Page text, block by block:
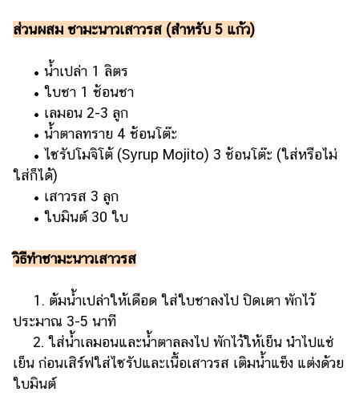
ส่วนผสม ชามะนาวเสาวรส (สำหรับ 5 แก้ว)
• น้ำเปล่า 1 ลิตร
• ใบชา 1 ช้อนชา
• เลมอน 2-3 ลูก
• น้ำตาลทราย 4 ช้อนโต๊ะ
• ไซรัปโมจิโต้ (Syrup Mojito) 3 ช้อนโต๊ะ (ใส่หรือไม่
ใส่ก็ได้)
• เสาวรส 3 ลูก
• ใบมินต์ 30 ใบ
วิธีทำชามะนาวเสาวรส
1. ต้มน้ำเปล่าให้เดือด ใส่ใบชาลงไป ปิดเตา พักไว้
ประมาณ 3-5 นาที
2. ใส่น้ำเลมอนและน้ำตาลลงไป พักไว้ให้เย็น นำไปแช่
เย็น ก่อนเสิร์ฟใส่ไซรัปและเนื้อเสาวรส เติมน้ำแข็ง แต่งด้วย
ใบมินต์